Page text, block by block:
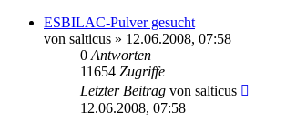
ESBILAC-Pulver gesucht
von salticus » 12.06.2008, 07:58
0 Antworten
11654 Zugriffe
Letzter Beitrag von salticus
12.06.2008, 07:58